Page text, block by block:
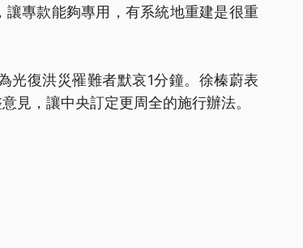
專款能夠專用，有系統地重建是很重
光復洪災罹難者默哀1分鐘。徐榛蔚表
見，讓中央訂定更周全的施行辦法。